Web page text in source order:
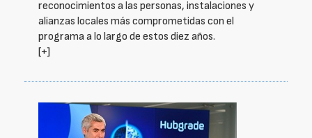
reconocimientos a las personas, instalaciones y
alianzas locales más comprometidas con el
programa a lo largo de estos diez años.
[+]